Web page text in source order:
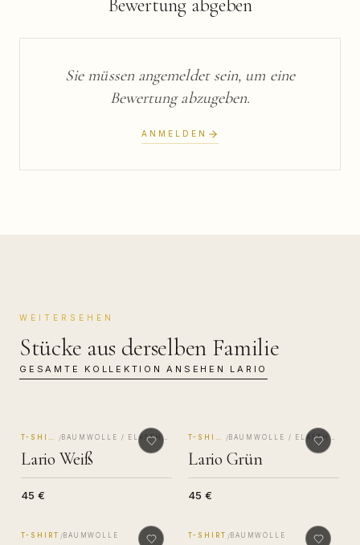
Bewertung abgeben
Sie müssen angemeldet sein, um eine
Bewertung abzugeben.
ANMELDEN
WEITERSEHEN
Stücke aus derselben Familie
GESAMTE KOLLEKTION ANSEHEN LARIO
MADE IN COMO
T-SHIRT / BAUMWOLLE / ELASTHAN
Lario Weiß
45 €
MADE IN COMO
T-SHIRT / BAUMWOLLE / ELASTHAN
Lario Grün
45 €
MADE IN COMO
T-SHIRT /BAUMWOLLE MADE IN COMO
T-SHIRT /BAUMWOLLE